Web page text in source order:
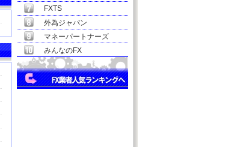
FXTS
外為ジャパン
マネーパートナーズ
みんなのFX